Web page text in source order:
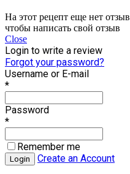
На этот рецепт еще нет
чтобы написать свой отзыв
Close
Login to write a review
Forgot your password?
Username or E-mail
*
Password
*
Remember me
Create an Account